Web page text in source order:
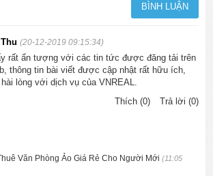
Thu(20-12-2019 09:15:34)
rất ấn tượng với các tin tức được đăng tải trên
thông tin bài viết được cập nhật rất hữu ích,
lòng với dịch vụ của VNREAL.
Thích (0)
Trả lời (0)
Văn Phòng Ảo Giá Rẻ Cho Người Mới(11:05